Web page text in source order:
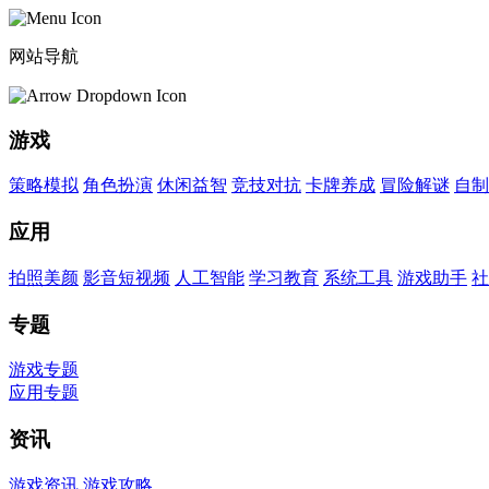
网站导航
游戏
策略模拟 角色扮演 休闲益智 竞技对抗 卡牌养成 冒险解谜 自
应用
拍照美颜 影音短视频 人工智能 学习教育 系统工具 游戏助手
专题
游戏专题
应用专题
资讯
游戏资讯 游戏攻略